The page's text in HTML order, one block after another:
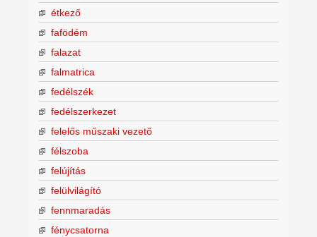
étkező
fafödém
falazat
falmatrica
fedélszék
fedélszerkezet
felelős műszaki vezető
félszoba
felújítás
felülvilágító
fennmaradás
fénycsatorna